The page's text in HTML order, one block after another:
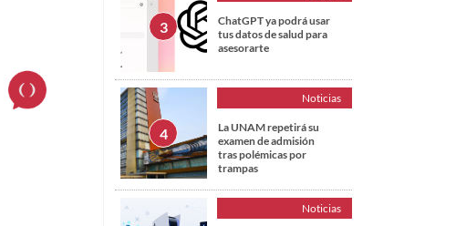
ChatGPT ya podrá usar
tus datos de salud para
asesorarte
Noticias
La UNAM repetirá su
examen de admisión
tras polémicas por
trampas
Noticias